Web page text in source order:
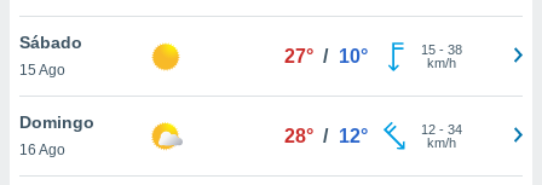
cookies
Sábado
15 Ago
27° / 10° 15- 38
km/h
Domingo
16 Ago
28° / 12° 12- 34
km/h